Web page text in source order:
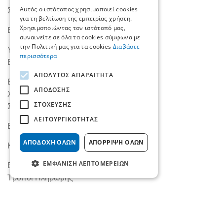
Σπρέι
Είδη Χρωματοπωλείου
Υλικά Συσκευασίας
Βιομηχανικά
Εργαλεία
Χρήσιμα
Συνεργάτης B2B
Εταιρεία
Κατάλογοι
Επικοινωνία
Τρόποι Πληρωμής
Αυτός ο ιστότοπος χρησιμοποιεί cookies
για τη βελτίωση της εμπειρίας χρήστη.
Χρησιμοποιώντας τον ιστότοπό μας,
συναινείτε σε όλα τα cookies σύμφωνα με
την Πολιτική μας για τα cookies Διαβάστε
περισσότερα
ΑΠΟΛΎΤΩΣ ΑΠΑΡΑΊΤΗΤΑ
ΑΠΌΔΟΣΗΣ
ΣΤΌΧΕΥΣΗΣ
ΛΕΙΤΟΥΡΓΙΚΌΤΗΤΑΣ
ΑΠΟΔΟΧΉ ΌΛΩΝ ΑΠΌΡΡΙΨΗ ΌΛΩΝ
ΕΜΦΆΝΙΣΗ ΛΕΠΤΟΜΕΡΕΙΏΝ